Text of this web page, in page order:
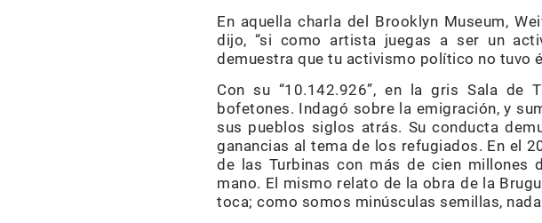
En aquella charla del Brooklyn Museum,
dijo, “si como artista juegas a ser un
demuestra que tu activismo político no tuvo
Con su “10.142.926”, en la gris Sala de
bofetones. Indagó sobre la emigración, y
sus pueblos siglos atrás. Su conducta
ganancias al tema de los refugiados. En el
de las Turbinas con más de cien millones
mano. El mismo relato de la obra de la
toca; como somos minúsculas semillas,